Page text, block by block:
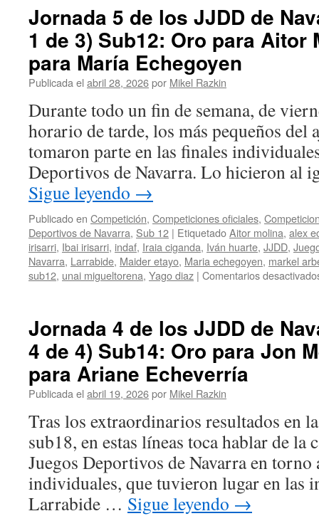
5
de
las
6
medallas
en
Jornada 5 de los JJDD de
1 de 3) Sub12: Oro para Aitor
para María Echegoyen
Publicada el abril 28, 2026por Mikel Razkin
Durante todo un fin de semana, de
horario de tarde, los más pequeños del
tomaron parte en las finales
Deportivos de Navarra. Lo hicieron al
Sigue leyendo →
Publicado en Competición, Competiciones oficiales,
Deportivos de Navarra, Sub 12 | EtiquetadoAitor molina, alex
irisarri, Ibai irisarri, indaf, Iraia ciganda, Iván huarte, JJDD,
Navarra, Larrabide, Maider etayo, Maria echegoyen, markel
sub12, unai migueltorena, Yago diaz | Comentarios
Jornada 4 de los JJDD de
4 de 4) Sub14: Oro para Jon
para Ariane Echeverría
Publicada el abril 19, 2026por Mikel Razkin
Tras los extraordinarios resultados en
sub18, en estas líneas toca hablar de la
Juegos Deportivos de Navarra en torno
individuales, que tuvieron lugar en las
Larrabide … Sigue leyendo →